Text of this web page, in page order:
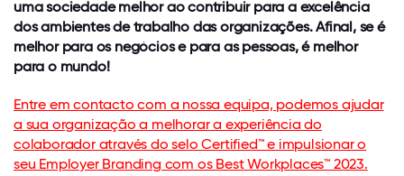
uma sociedade melhor ao contribuir para a excelência
dos ambientes de trabalho das organizações. Afinal, se é
melhor para os negócios e para as pessoas, é melhor
para o mundo!
Entre em contacto com a nossa equipa, podemos ajudar
a sua organização a melhorar a experiência do
colaborador através do selo Certified™ e impulsionar o
seu Employer Branding com os Best Workplaces™ 2023.